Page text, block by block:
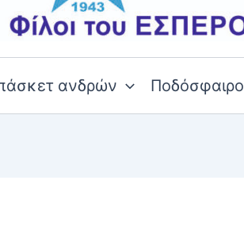
ανδρών Ποδόσφαιρο